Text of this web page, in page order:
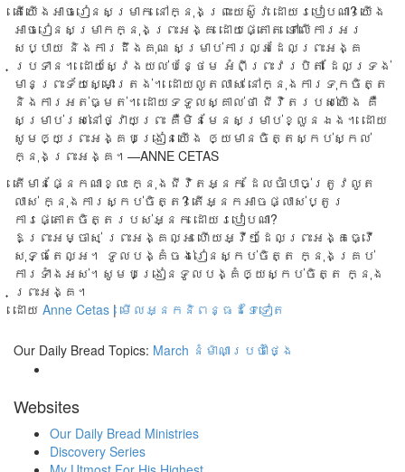
តើ​យើង​អាច​រៀន​សម្រាក នៅ​ក្នុង​ព្រះយេស៊ូវ ដោយ​របៀប​ណា? យើង​
អាច​រៀន​សម្រាក​ក្នុង​ព្រះអង្គ ដោយ​ផ្តោត ទៅ​លើ​ការ​អរ​
សប្បាយ និង​ការ​ដឹង​គុណ សម្រាប់​ការ​ល្អ​ដែល​ព្រះ​អង្គ​
ប្រទាន។ ដោយ​ស្វែង​យល់​បន្ថែម អំពី​ព្រះ​វរបិតា ដែល​ទ្រង់​
មាន​ព្រះ​ទ័យ​ស្មោះ​ត្រង់។ ដោយ​លូត​លាស់ នៅ​ក្នុង​ការ​ទុក​ចិត្ត
និង​ការ​អត់​ធ្មត់។ ដោយ​ទទួល​ស្គាល់​ថា ជីវិត​របស់​យើង គឺ​
សម្រាប់​រស់​នៅ​ថ្វាយ​ព្រះ គឺ​មិន​មែន​សម្រាប់​ខ្លួន​ឯង។ ដោយ​
សូម​ឲ្យ​ព្រះ​អង្គ​បង្រៀនយើង ឲ្យ​មាន​ចិត្ត​ស្កប់​ស្កល់
ក្នុង​ព្រះ​អង្គ។​—ANNE CETAS
តើមានផ្នែកណាខ្លះ ក្នុងជីវិតអ្នក ដែលចាំបាច់ត្រូវលូត
លាស់ ក្នុងការស្កប់ចិត្ត? តើអ្នកអាចផ្លាស់ប្តូរ
ការផ្តោតចិត្តរបស់អ្នក ដោយរបៀបណា?
ឱព្រះអម្ចាស់ ព្រះអង្គល្អ ហើយអ្វីៗដែលព្រះអង្គធ្វើ
សុទ្ធតែល្អ។ ទូលបង្គំចង់រៀនស្កប់ចិត្ត ក្នុងគ្រប់
ការទាំងអស់។សូមបង្រៀនទូលបង្គំឲ្យស្កប់ចិត្ត ក្នុង
ព្រះអង្គ។
ដោយ Anne Cetas | មើលអ្នកនិពន្ធដទៃទៀត
Our Daily Bread Topics: March នំម៉ាណាប្រចាំថ្ងៃ
Websites
Our Daily Bread Ministries
Discovery Series